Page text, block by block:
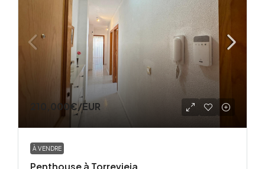
210,000€/EUR
À VENDRE
Penthouse à Torrevieja